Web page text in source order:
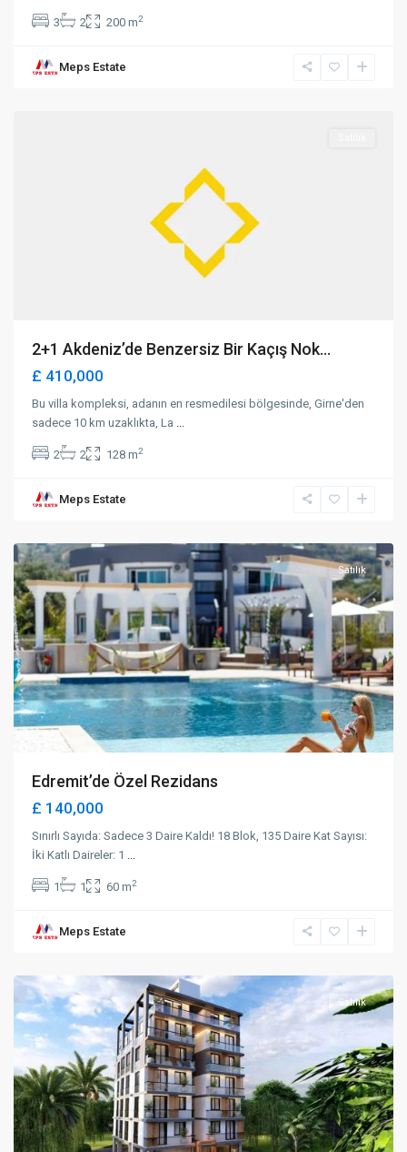
3 2 200 m2
Meps Estate
Lapta,
2+1 Akdeniz’de Benzersiz Bir Kaçış Nok...
£ 410,000
Bu villa kompleksi, adanın en resmedilesi bölgesinde, Girne'den
sadece 10 km uzaklıkta, La ...
2 2 128 m2
Meps Estate
Karaoğlanoğlu,
Satılık
Edremit’de Özel Rezidans
£ 140,000
Sınırlı Sayıda: Sadece 3 Daire Kaldı! 18 Blok, 135 Daire Kat Sayısı:
İki Katlı Daireler: 1 ...
1 1 60 m2
Meps Estate
Karakum,
Satılık